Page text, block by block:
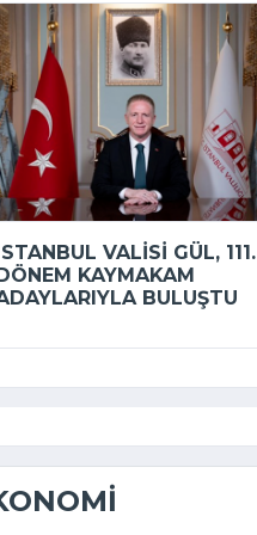
VALISI GÜL, 111.
KAYMAKAM
BULUŞTU